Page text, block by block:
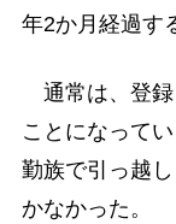
年2か月経過す
通常は、登録
ことになって
勤族で引っ越
かなかった。